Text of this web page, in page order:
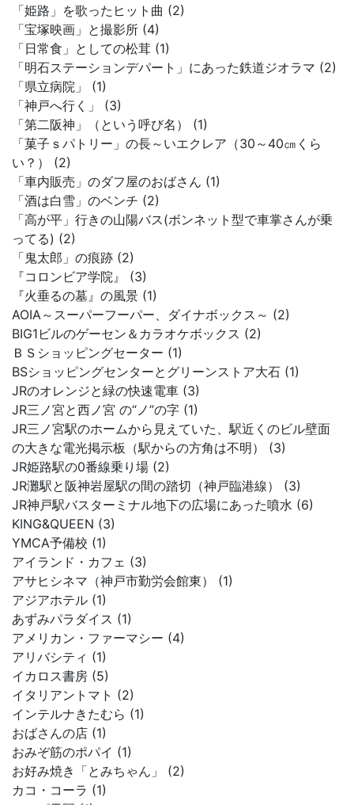
「姫路」を歌ったヒット曲 (2)
「宝塚映画」と撮影所 (4)
「日常食」としての松茸 (1)
「明石ステーションデパート」にあった鉄道ジオラマ (2)
「県立病院」 (1)
「神戸へ行く」 (3)
「第二阪神」（という呼び名） (1)
「菓子ｓパトリー」の長～いエクレア（30～40㎝くら
い？） (2)
「車内販売」のダフ屋のおばさん (1)
「酒は白雪」のベンチ (2)
「高が平」行きの山陽バス(ボンネット型で車掌さんが乗
ってる) (2)
「鬼太郎」の痕跡 (2)
『コロンビア学院』 (3)
『火垂るの墓』の風景 (1)
AOIA～スーパーフーパー、ダイナボックス～ (2)
BIG1ビルのゲーセン＆カラオケボックス (2)
ＢＳショッピングセーター (1)
BSショッピングセンターとグリーンストア大石 (1)
JRのオレンジと緑の快速電車 (3)
JR三ノ宮と西ノ宮 の“ノ”の字 (1)
JR三ノ宮駅のホームから見えていた、駅近くのビル壁面
の大きな電光掲示板（駅からの方角は不明） (3)
JR姫路駅の0番線乗り場 (2)
JR灘駅と阪神岩屋駅の間の踏切（神戸臨港線） (3)
JR神戸駅バスターミナル地下の広場にあった噴水 (6)
KING&QUEEN (3)
YMCA予備校 (1)
アイランド・カフェ (3)
アサヒシネマ（神戸市勤労会館東） (1)
アジアホテル (1)
あずみパラダイス (1)
アメリカン・ファーマシー (4)
アリバシティ (1)
イカロス書房 (5)
イタリアントマト (2)
インテルナきたむら (1)
おばさんの店 (1)
おみぞ筋のポパイ (1)
お好み焼き「とみちゃん」 (2)
カコ・コーラ (1)